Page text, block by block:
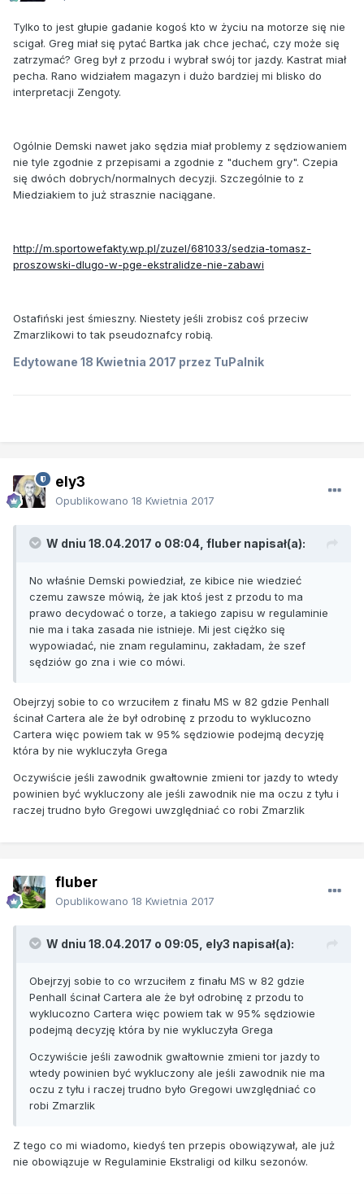
Tylko to jest głupie gadanie kogoś kto w życiu na motorze się nie
scigał. Greg miał się pytać Bartka jak chce jechać, czy może się
zatrzymać? Greg był z przodu i wybrał swój tor jazdy. Kastrat miał
pecha. Rano widziałem magazyn i dużo bardziej mi blisko do
interpretacji Zengoty.
Ogólnie Demski nawet jako sędzia miał problemy z sędziowaniem
nie tyle zgodnie z przepisami a zgodnie z "duchem gry". Czepia
się dwóch dobrych/normalnych decyzji. Szczególnie to z
Miedziakiem to już strasznie naciągane.
http://m.sportowefakty.wp.pl/zuzel/681033/sedzia-tomasz-
proszowski-dlugo-w-pge-ekstralidze-nie-zabawi
Ostafiński jest śmieszny. Niestety jeśli zrobisz coś przeciw
Zmarzlikowi to tak pseudoznafcy robią.
Edytowane 18 Kwietnia 2017 przez TuPalnik
ely3
Opublikowano 18 Kwietnia 2017
W dniu 18.04.2017 o 08:04, fluber napisał(a):
No właśnie Demski powiedział, ze kibice nie wiedzieć
czemu zawsze mówią, że jak ktoś jest z przodu to ma
prawo decydować o torze, a takiego zapisu w regulaminie
nie ma i taka zasada nie istnieje. Mi jest ciężko się
wypowiadać, nie znam regulaminu, zakładam, że szef
sędziów go zna i wie co mówi.
Obejrzyj sobie to co wrzuciłem z finału MS w 82 gdzie Penhall
ścinał Cartera ale że był odrobinę z przodu to wyklucozno
Cartera więc powiem tak w 95% sędziowie podejmą decyzję
która by nie wykluczyła Grega
Oczywiście jeśli zawodnik gwałtownie zmieni tor jazdy to wtedy
powinien być wykluczony ale jeśli zawodnik nie ma oczu z tyłu i
raczej trudno było Gregowi uwzględniać co robi Zmarzlik
fluber
Opublikowano 18 Kwietnia 2017
W dniu 18.04.2017 o 09:05, ely3 napisał(a):
Obejrzyj sobie to co wrzuciłem z finału MS w 82 gdzie
Penhall ścinał Cartera ale że był odrobinę z przodu to
wyklucozno Cartera więc powiem tak w 95% sędziowie
podejmą decyzję która by nie wykluczyła Grega
Oczywiście jeśli zawodnik gwałtownie zmieni tor jazdy to
wtedy powinien być wykluczony ale jeśli zawodnik nie ma
oczu z tyłu i raczej trudno było Gregowi uwzględniać co
robi Zmarzlik
Z tego co mi wiadomo, kiedyś ten przepis obowiązywał, ale już
nie obowiązuje w Regulaminie Ekstraligi od kilku sezonów.